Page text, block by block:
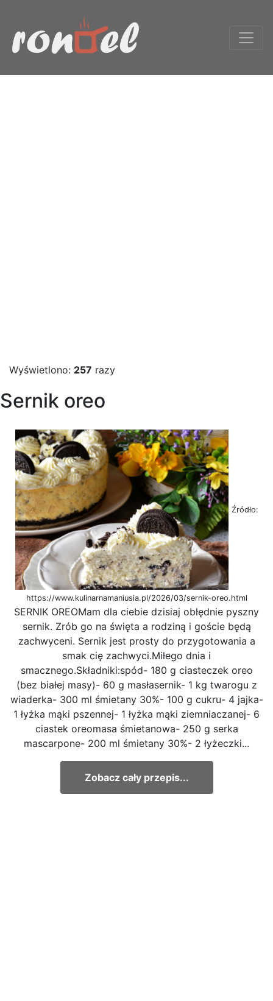
Wyświetlono: 257 razy
Sernik oreo
Źródło:
https://www.kulinarnamaniusia.pl/2026/03/sernik-oreo.html
SERNIK OREOMam dla ciebie dzisiaj obłędnie pyszny
sernik. Zrób go na święta a rodziną i goście będą
zachwyceni. Sernik jest prosty do przygotowania a
smak cię zachwyci.Miłego dnia i
smacznego.Składniki:spód- 180 g ciasteczek oreo
(bez białej masy)- 60 g masłasernik- 1 kg twarogu z
wiaderka- 300 ml śmietany 30%- 100 g cukru- 4 jajka-
1 łyżka mąki pszennej- 1 łyżka mąki ziemniaczanej- 6
ciastek oreomasa śmietanowa- 250 g serka
mascarpone- 200 ml śmietany 30%- 2 łyżeczki...
Zobacz cały przepis...